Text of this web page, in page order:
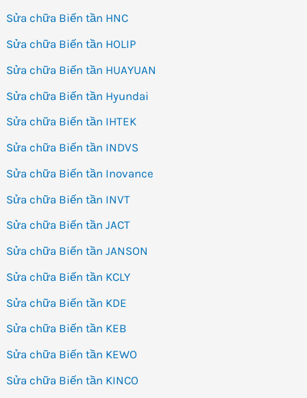
Sửa chữa Biến tần HNC
Sửa chữa Biến tần HOLIP
Sửa chữa Biến tần HUAYUAN
Sửa chữa Biến tần Hyundai
Sửa chữa Biến tần IHTEK
Sửa chữa Biến tần INDVS
Sửa chữa Biến tần Inovance
Sửa chữa Biến tần INVT
Sửa chữa Biến tần JACT
Sửa chữa Biến tần JANSON
Sửa chữa Biến tần KCLY
Sửa chữa Biến tần KDE
Sửa chữa Biến tần KEB
Sửa chữa Biến tần KEWO
Sửa chữa Biến tần KINCO